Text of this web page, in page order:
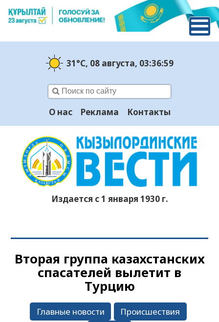
31°C, 08 августа, 03:37:00
О нас Реклама Контакты
Издается с 1 января 1930 г.
Вторая группа казахстанских
спасателей вылетит в
Турцию
Главные новости
Происшествия